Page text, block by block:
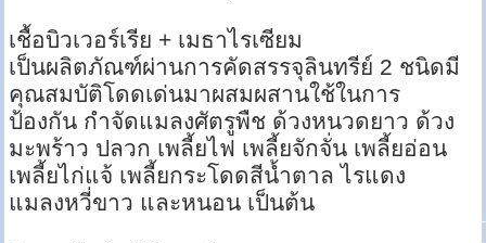
เชื้อบิวเวอร์เรีย + เมธาไรเซียม
เป็นผลิตภัณฑ์ผ่านการคัดสรรจุลินทรีย์ 2 ชนิดมี
คุณสมบัติโดดเด่นมาผสมผสานใช้ในการ
ป้องกัน กำจัดแมลงศัตรูพืช ด้วงหนวดยาว ด้วง
มะพร้าว ปลวก เพลี้ยไฟ เพลี้ยจักจั่น เพลี้ยอ่อน
เพลี้ยไก่แจ้ เพลี้ยกระโดดสีน้ำตาล ไรแดง
แมลงหวี่ขาว และหนอน เป็นต้น